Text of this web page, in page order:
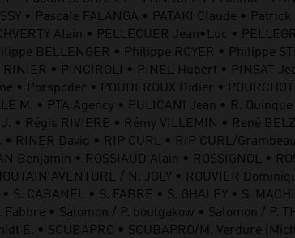
• Pascale FALANGA • PATAKI Claude •
Alain • PELLECUER Jean•Luc •
BELLENGER • Philippe ROYER • Philippe
• PINCIROLI • PINEL Hubert • PINSAT
• Porspoder • POUDEROUX Didier •
M. • PTA Agency • PULICANI Jean • R.
• Régis RIVIERE • Rémy VILLEMIN • René
• RINER David • RIP CURL • RIP CURL/
Benjamin • ROSSIAUD Alain • ROSSIGNOL •
AVENTURE / N. JOLY • ROUVIER
S. CABANEL • S. FABRE • S. GHALEY • S.
• Salomon / P. boulgakow • Salomon / P.
E. • SCUBAPRO • SCUBAPRO/M. Verdure